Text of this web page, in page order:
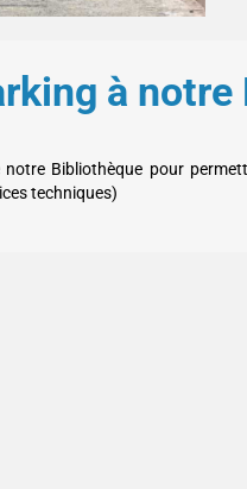
à
notre Bibliothèque pour
techniques)